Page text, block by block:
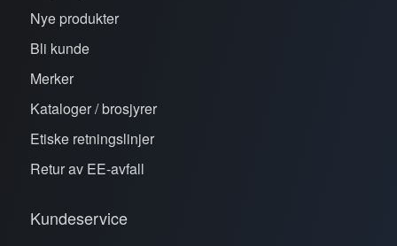
Nye produkter
Bli kunde
Merker
Kataloger / brosjyrer
Etiske retningslinjer
Retur av EE-avfall
Kundeservice